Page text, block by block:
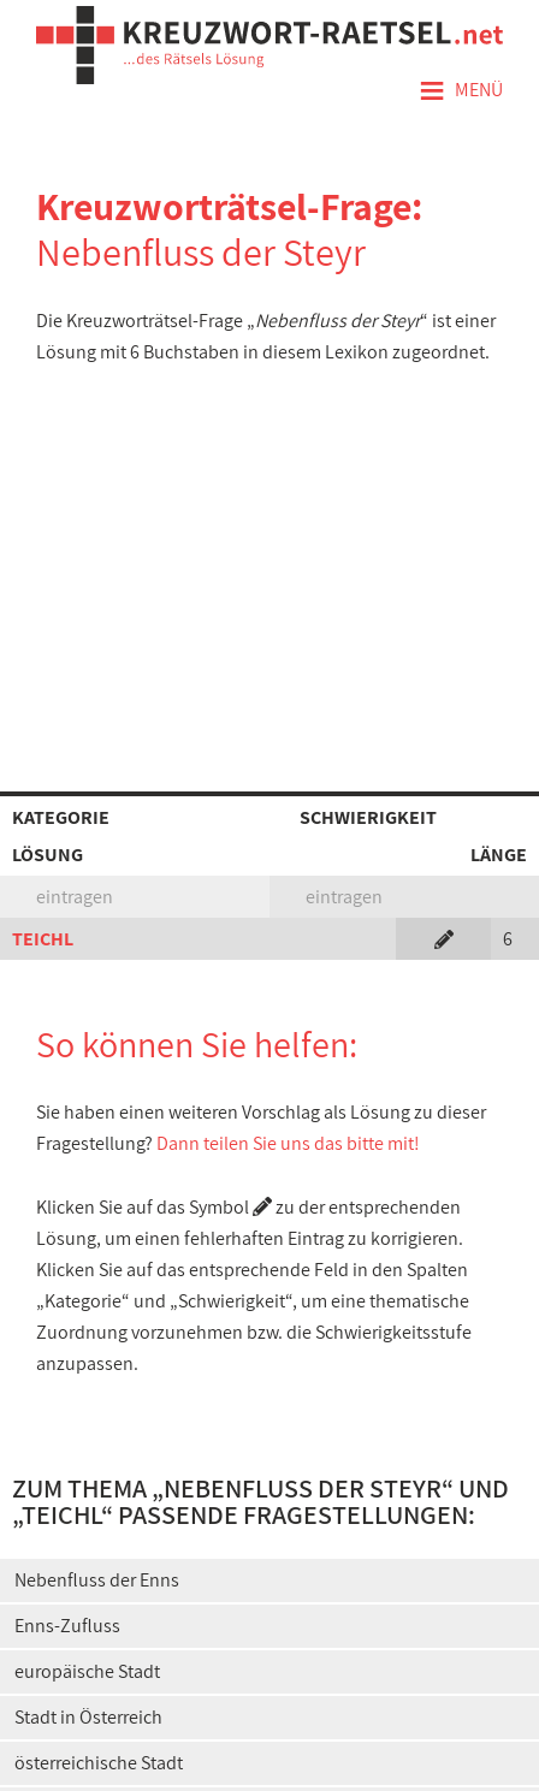
≡ MENÜ
Kreuzworträtsel-Frage:
Nebenfluss der Steyr
Die Kreuzworträtsel-Frage „Nebenfluss der Steyr“ ist einer
Lösung mit 6 Buchstaben in diesem Lexikon zugeordnet.
KATEGORIE
SCHWIERIGKEIT
LÖSUNG
LÄNGE
eintragen
eintragen
TEICHL
6
So können Sie helfen:
Sie haben einen weiteren Vorschlag als Lösung zu dieser
Fragestellung? Dann teilen Sie uns das bitte mit!
Klicken Sie auf das Symbol
zu der entsprechenden
Lösung, um einen fehlerhaften Eintrag zu korrigieren.
Klicken Sie auf das entsprechende Feld in den Spalten
„Kategorie“ und „Schwierigkeit“, um eine thematische
Zuordnung vorzunehmen bzw. die Schwierigkeitsstufe
anzupassen.
ZUM THEMA „NEBENFLUSS DER STEYR“ UND
„TEICHL“ PASSENDE FRAGESTELLUNGEN:
Nebenfluss der Enns
Enns-Zufluss
europäische Stadt
Stadt in Österreich
österreichische Stadt